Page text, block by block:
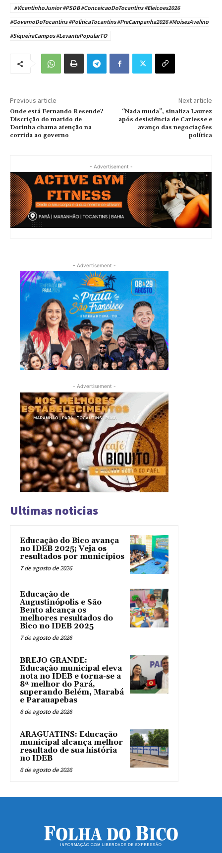
#VicentinhoJunior #PSDB #ConceicaoDoTocantins #Eleicoes2026
#GovernoDoTocantins #PoliticaTocantins #PreCampanha2026 #MoisesAvelino
#SiqueiraCampos #LevantePopularTO
Previous article
Onde está Fernando Resende?
Discrição do marido de
Dorinha chama atenção na
corrida ao governo
Next article
“Nada muda”, sinaliza Laurez
após desistência de Carlesse e
avanço das negociações
política
- Advertisement -
- Advertisement -
- Advertisement -
Ultimas noticias
Educação do Bico avança
no IDEB 2025; Veja os
resultados por municípios
7 de agosto de 2026
Educação de
Augustinópolis e São
Bento alcança os
melhores resultados do
Bico no IDEB 2025
7 de agosto de 2026
BREJO GRANDE:
Educação municipal eleva
nota no IDEB e torna-se a
8ª melhor do Pará,
superando Belém, Marabá
e Parauapebas
6 de agosto de 2026
ARAGUATINS: Educação
municipal alcança melhor
resultado de sua história
no IDEB
6 de agosto de 2026